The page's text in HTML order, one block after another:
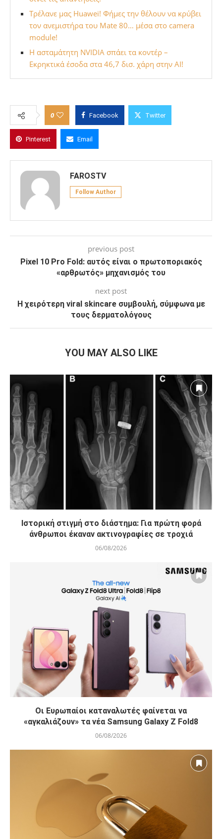
Τρέλανε μας Huawei! Φήμες την θέλουν να κρύβει
τον ανεμιστήρα του Mate 80… μέσα στο camera
module!
Η ασταμάτητη NVIDIA σπάει τα κοντέρ –
Εκρηκτικά έσοδα στα 46,7 δισ. χάρη στην AI!
0 Facebook Twitter
Pinterest Email
FAROSTV
Follow Author
previous post
Pixel 10 Pro Fold: αυτός είναι ο πρωτοποριακός
«αρθρωτός» μηχανισμός του
next post
H χειρότερη viral skincare συμβουλή, σύμφωνα με
τους δερματολόγους
YOU MAY ALSO LIKE
Ιστορική στιγμή στο διάστημα: Για πρώτη φορά
άνθρωποι έκαναν ακτινογραφίες σε τροχιά
06/08/2026
Οι Ευρωπαίοι καταναλωτές φαίνεται να
«αγκαλιάζουν» τα νέα Samsung Galaxy Z Fold8
06/08/2026